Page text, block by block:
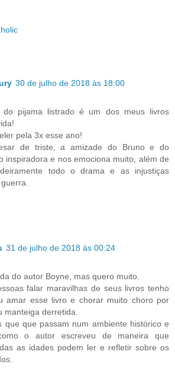
30 de julho de 2018 às 18:00
pijama listrado é um dos meus livros
pela 3x esse ano!
de triste, a amizade do Bruno e do
inspiradora e nos emociona muito, além de
todo o drama e as injustiças
31 de julho de 2018 às 00:24
do autor Boyne, mas quero muito.
falar maravilhas de seus livros tenho
amar esse livro e chorar muito choro por
manteiga derretida.
que que passam num ambiente histórico e
o autor escreveu de maneira que
as idades podem ler e refletir sobre os